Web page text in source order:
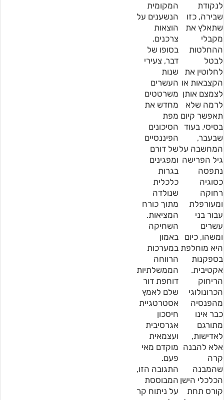
לנקודת
שבירה, כזו
שתאלץ את
מקבלי
ההחלטות
לבטל
לחלוטין את
הקצבאות או
לצמצם אותן
לרמה שלא
תאפשר קיום
בסיסי. בעוד
שבעבר,
המחשבה על
גיל הפרישה
נתפסה
כסוגיה
רחוקה
ומעורפלת
עבור בני
עשרים
ומשהו, כיום
היא מוחלפת
בספקנות
אקטיבית.
הריחוק
הכרונולוגי
מהפנסיה
כבר אינו
מתורגם
לאדישות,
אלא להבנה
קרה
שהמבנה
הכלכלי הישן
קורס תחת
המקומית
הנשענים על
הוצאות
צרכנים.
בסופו של
דבר, צעירי
שנות
העשרים
משרטטים
מחדש את
מפת
הסיכונים
הפיננסיים
של דורם
ומפגינים
בגרות
כלכלית
שנולדה
מתוך כורח
המציאות.
השחיקה
באמון
במערכות
הרווחה
הממשלתיות
דוחפת דור
שלם לאמץ
אסטרטגיית
חיסכון
אגרסיבית
ועצמאית
מוקדם מאי
פעם.
התגובה הזו,
המבוססת
על ניתוח קר